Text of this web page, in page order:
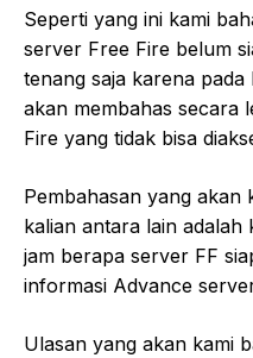
Seperti yang ini kami
server Free Fire belum
tenang saja karena
akan membahas secara
Fire yang tidak bisa
Pembahasan yang akan
kalian antara lain adalah
jam berapa server FF
informasi Advance
Ulasan yang akan kami